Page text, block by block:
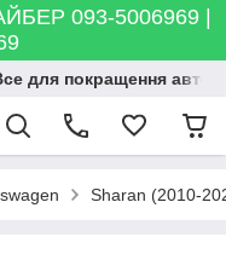
093-5006969 |
для покращення
Sharan (2010-